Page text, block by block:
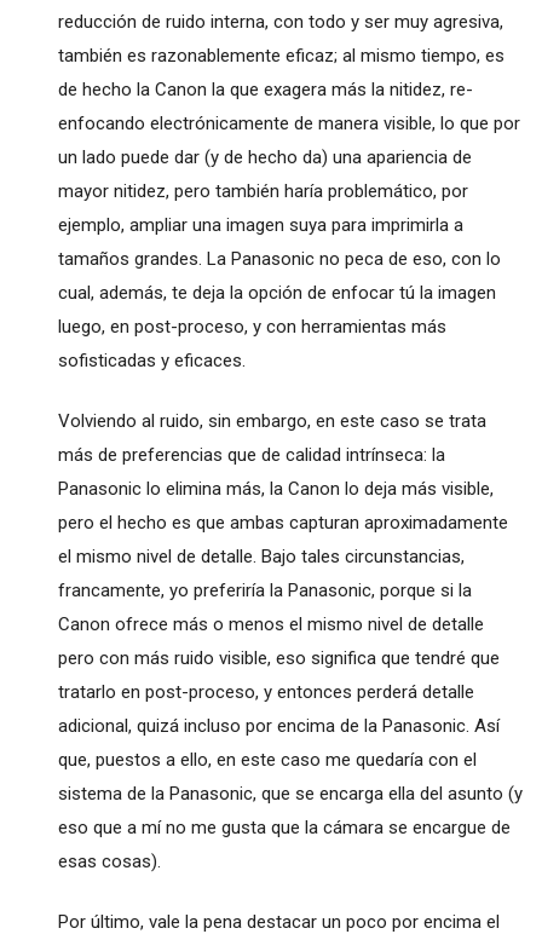
reducción de ruido interna, con todo y ser muy agresiva,
también es razonablemente eficaz; al mismo tiempo, es
de hecho la Canon la que exagera más la nitidez, re-
enfocando electrónicamente de manera visible, lo que por
un lado puede dar (y de hecho da) una apariencia de
mayor nitidez, pero también haría problemático, por
ejemplo, ampliar una imagen suya para imprimirla a
tamaños grandes. La Panasonic no peca de eso, con lo
cual, además, te deja la opción de enfocar tú la imagen
luego, en post-proceso, y con herramientas más
sofisticadas y eficaces.
Volviendo al ruido, sin embargo, en este caso se trata
más de preferencias que de calidad intrínseca: la
Panasonic lo elimina más, la Canon lo deja más visible,
pero el hecho es que ambas capturan aproximadamente
el mismo nivel de detalle. Bajo tales circunstancias,
francamente, yo preferiría la Panasonic, porque si la
Canon ofrece más o menos el mismo nivel de detalle
pero con más ruido visible, eso significa que tendré que
tratarlo en post-proceso, y entonces perderá detalle
adicional, quizá incluso por encima de la Panasonic. Así
que, puestos a ello, en este caso me quedaría con el
sistema de la Panasonic, que se encarga ella del asunto (y
eso que a mí no me gusta que la cámara se encargue de
esas cosas).
Por último, vale la pena destacar un poco por encima el